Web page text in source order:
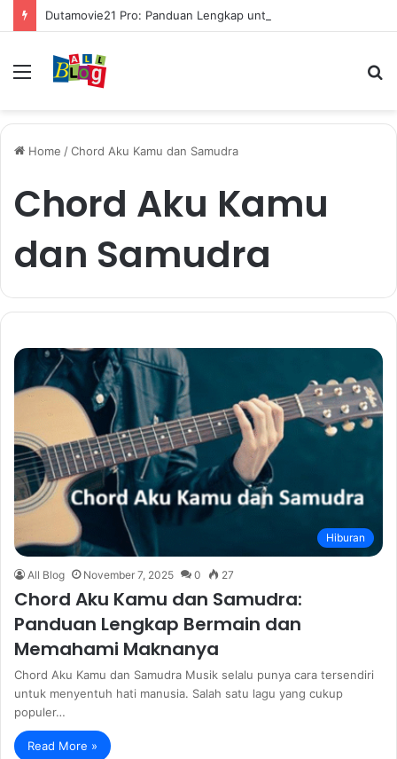
Menu
Home /Chord Aku Kamu dan Samudra
Chord Aku Kamu
dan Samudra
Hiburan
All Blog November 7, 2025 0 27
Chord Aku Kamu dan Samudra:
Panduan Lengkap Bermain dan
Memahami Maknanya
Chord Aku Kamu dan Samudra Musik selalu punya cara tersendiri
untuk menyentuh hati manusia. Salah satu lagu yang cukup
populer…
Read More »